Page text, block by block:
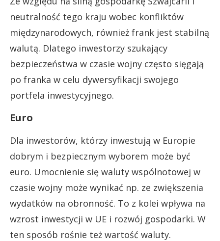
neutralność tego kraju wobec konfliktów
międzynarodowych, również frank jest stabilną
walutą. Dlatego inwestorzy szukający
bezpieczeństwa w czasie wojny często sięgają
po franka w celu dywersyfikacji swojego
portfela inwestycyjnego.
Euro
Dla inwestorów, którzy inwestują w Europie
dobrym i bezpiecznym wyborem może być
euro. Umocnienie się waluty wspólnotowej w
czasie wojny może wynikać np. ze zwiększenia
wydatków na obronność. To z kolei wpływa na
wzrost inwestycji w UE i rozwój gospodarki. W
ten sposób rośnie też wartość waluty.